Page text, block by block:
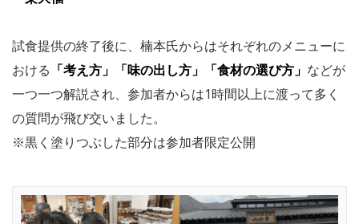
試食提供の終了後に、楠本氏からはそれぞれのメニューに
おける 「考え方」「味の出し方」「食材の選び方」 などが
一つ一つ解説され、参加者からは1時間以上に渡って多く
の質問が飛び交いました。
※黒く塗りつぶした部分は参加者限定公開